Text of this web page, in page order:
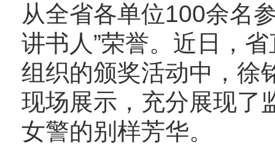
从全省各单位100余名
讲书人”荣誉。近日，
组织的颁奖活动中，徐
现场展示，充分展现了
女警的别样芳华。